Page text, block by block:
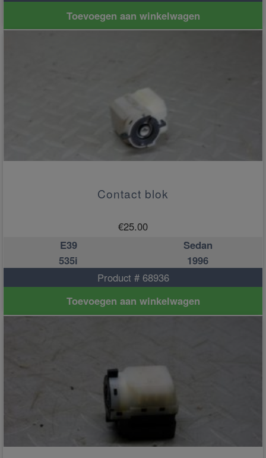
Toevoegen aan winkelwagen
Contact blok
€25.00
E39
Sedan
535i
1996
Product # 68936
Toevoegen aan winkelwagen